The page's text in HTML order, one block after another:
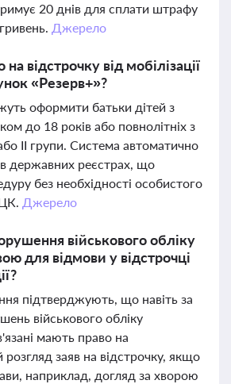
20 днів для сплати штрафу
Джерело
відстрочку від мобілізації
«Резерв+»?
оформити батьки дітей з
до 18 років або повнолітніх з
II групи. Система автоматично
в державних реєстрах, що
без необхідності особистого
Джерело
військового обліку
для відмови у відстрочці
підтверджують, що навіть за
військового обліку
мають право на
розгляд заяв на відстрочку, якщо
наприклад, догляд за хворою